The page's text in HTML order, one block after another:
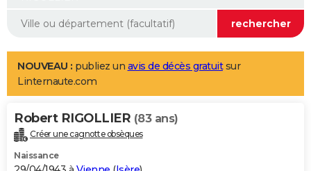
Mobiles
Meilleur smartphone
Internet
Ordinateurs
Jeux vidéo
Guide high-tech
Aménagement intérieur
LIFESTYLE
Art de vivre
Bien-être
Loisirs
Mode
Modes de vie
Alimentation
Guide de la santé
Maladies
Médicaments
Sommeil
VOYAGE
Destinations
City break
Voyage nature
Voyage de noces
Forum
Climat
+PHOTO
NOUVEAU : publiez un avis de décès gratuitsur
Linternaute.com
Robert RIGOLLIER (83 ans)
Créer une cagnotte obsèques
Naissance